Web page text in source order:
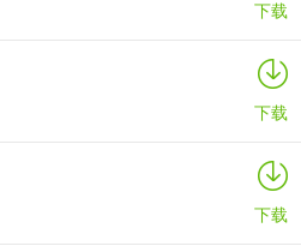
下载
下载
下载